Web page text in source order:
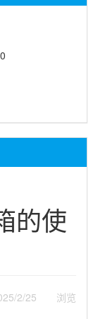
的使
2/25 浏览